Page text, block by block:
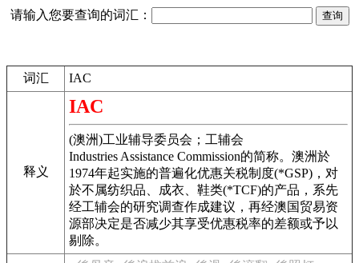
请输入您要查询的词汇：
词汇 IAC
释义
IAC
(澳洲)工业辅导委员会；工辅会
Industries Assistance Commission的简称。澳洲於
1974年起实施的普遍化优惠关税制度(*GSP)，对
於不属纺织品、成衣、鞋类(*TCF)的产品，系先
经工辅会的研究调查作成建议，再经澳国贸易资
源部决定是否减少其享受优惠税率的差额或予以
剔除。